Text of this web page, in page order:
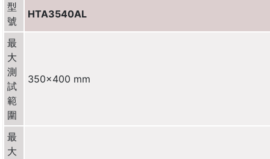
型
號
HTA3540AL
最
大
測
試
範
圍
350×400 mm
最
大